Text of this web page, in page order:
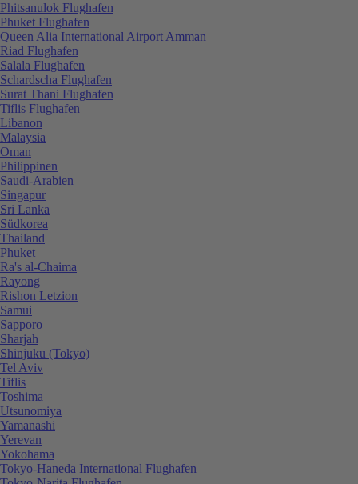
Phitsanulok Flughafen
Phuket Flughafen
Queen Alia International Airport Amman
Riad Flughafen
Salala Flughafen
Schardscha Flughafen
Surat Thani Flughafen
Tiflis Flughafen
Libanon
Malaysia
Oman
Philippinen
Saudi-Arabien
Singapur
Sri Lanka
Südkorea
Thailand
Phuket
Ra's al-Chaima
Rayong
Rishon Letzion
Samui
Sapporo
Sharjah
Shinjuku (Tokyo)
Tel Aviv
Tiflis
Toshima
Utsunomiya
Yamanashi
Yerevan
Yokohama
Tokyo-Haneda International Flughafen